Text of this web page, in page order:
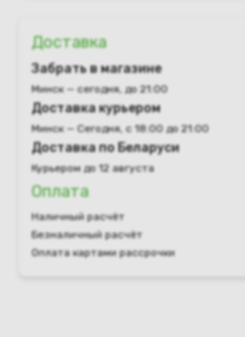
Доставка
Забрать в магазине
Минск — сегодня, до 21:00
Доставка курьером
Минск — Сегодня, с 18:00 до 21:00
Доставка по Беларуси
Курьером до 12 августа
Оплата
Наличный расчёт
Безналичный расчёт
Оплата картами рассрочки